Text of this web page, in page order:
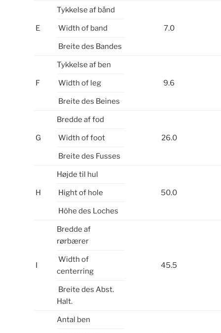
E
Tykkelse af bånd
7.0
Width of band
Breite des Bandes
F
Tykkelse af ben
9.6
Width of leg
Breite des Beines
G
Bredde af fod
26.0
Width of foot
Breite des Fusses
H
Højde til hul
50.0
Hight of hole
Höhe des Loches
I
Bredde af
rørbærer
45.5
Width of
centerring
Breite des Abst.
Halt.
Antal ben